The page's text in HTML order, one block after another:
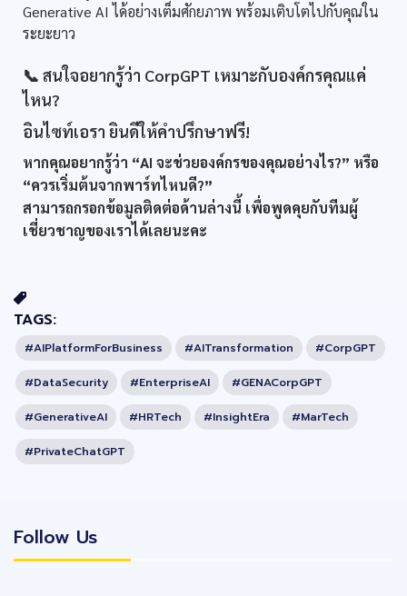
Generative AI ได้อย่างเต็มศักยภาพ พร้อมเติบโตไปกับคุณใน
ระยะยาว
📞 สนใจอยากรู้ว่า CorpGPT เหมาะกับองค์กรคุณแค่
ไหน?
อินไซท์เอรา ยินดีให้คำปรึกษาฟรี!
หากคุณอยากรู้ว่า “AI จะช่วยองค์กรของคุณอย่างไร?” หรือ
“ควรเริ่มต้นจากพาร์ทไหนดี?”
สามารถกรอกข้อมูลติดต่อด้านล่างนี้ เพื่อพูดคุยกับทีมผู้
เชี่ยวชาญของเราได้เลยนะคะ
TAGS:
#AIPlatformForBusiness #AITransformation #CorpGPT
#DataSecurity #EnterpriseAI #GENACorpGPT
#GenerativeAI #HRTech #InsightEra #MarTech
#PrivateChatGPT
Follow Us